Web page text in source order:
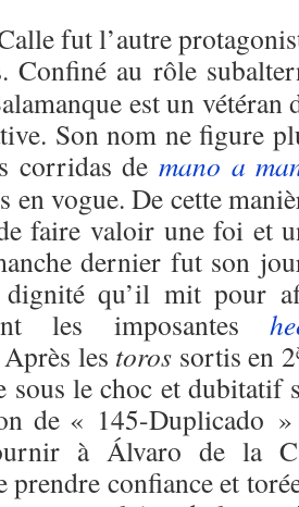
fut l’autre
Confiné au rôle
est un vétéran
Son nom ne figure
corridas de mano a
en vogue. De cette
faire valoir une foi et
dernier fut son
qu’il mit pour
les imposantes
les toros sortis en 2
sous le choc et dubitatif
de « 145-Duplicado
à Álvaro de la
prendre confiance et